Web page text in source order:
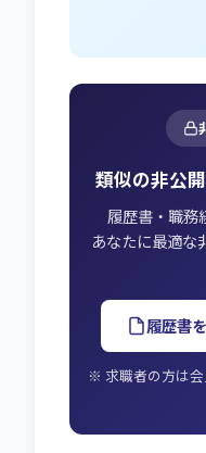
類似の非公
履歴書・職務
あなたに最適な
履歴書
※ 求職者の方は